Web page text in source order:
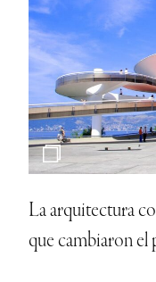
La arquitectura
que cambiaron el